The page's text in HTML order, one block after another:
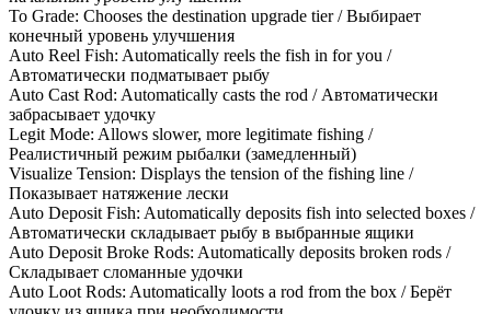
To Grade: Chooses the destination upgrade tier / Выбирает
конечный уровень улучшения
Auto Reel Fish: Automatically reels the fish in for you /
Автоматически подматывает рыбу
Auto Cast Rod: Automatically casts the rod / Автоматически
забрасывает удочку
Legit Mode: Allows slower, more legitimate fishing /
Реалистичный режим рыбалки (замедленный)
Visualize Tension: Displays the tension of the fishing line /
Показывает натяжение лески
Auto Deposit Fish: Automatically deposits fish into selected boxes /
Автоматически складывает рыбу в выбранные ящики
Auto Deposit Broke Rods: Automatically deposits broken rods /
Складывает сломанные удочки
Auto Loot Rods: Automatically loots a rod from the box / Берёт